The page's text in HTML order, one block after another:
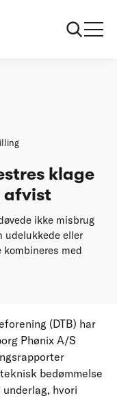
klage
afvist
ikke misbrug
udelukkede eller
med
(DTB) har
Phønix A/S
bedømmelse
hvori